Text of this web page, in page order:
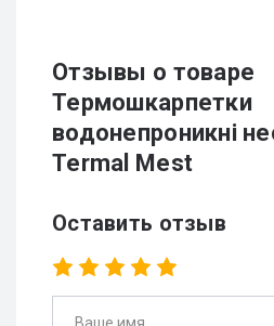
Отзывы о товаре
Термошкарпетки
водонепроникні
Termal Mest
Оставить отзыв